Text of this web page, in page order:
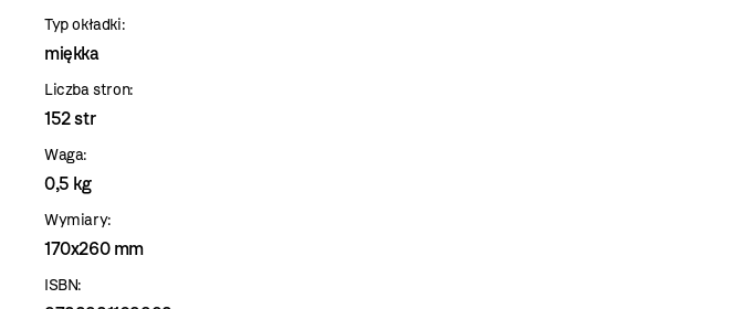
Typ okładki:
miękka
Liczba stron:
152 str
Waga:
0,5 kg
Wymiary:
170x260 mm
ISBN: